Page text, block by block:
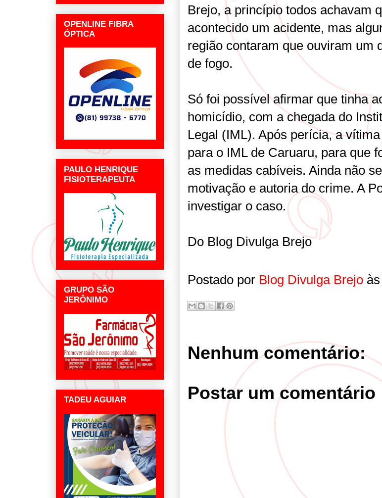
Brejo, a princípio todos achavam
acontecido um acidente, mas
região contaram que ouviram um
de fogo.
Só foi possível afirmar que tinha
homicídio, com a chegada do
Legal (IML). Após perícia, a
para o IML de Caruaru, para que
as medidas cabíveis. Ainda não
motivação e autoria do crime. A
investigar o caso.
Do Blog Divulga Brejo
Postado por Blog Divulga Brejo às
Nenhum comentário:
Postar um comentário
OPENLINE FIBRA
ÓPTICA
PAULO HENRIQUE
FISIOTERAPEUTA
GRUPO SÃO
JERÔNIMO
TADEU AGUIAR